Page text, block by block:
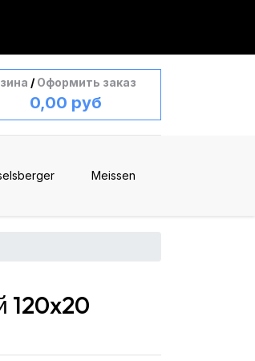
/ Оформить заказ
0,00 руб
Meissen
120x20